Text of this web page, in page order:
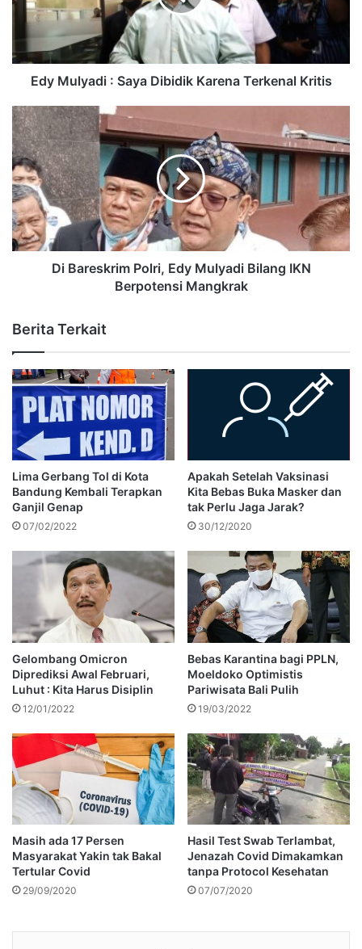
Edy Mulyadi : Saya Dibidik Karena Terkenal Kritis
Di Bareskrim Polri, Edy Mulyadi Bilang IKN
Berpotensi Mangkrak
Berita Terkait
Lima Gerbang Tol di Kota
Bandung Kembali Terapkan
Ganjil Genap
07/02/2022
Apakah Setelah Vaksinasi
Kita Bebas Buka Masker dan
tak Perlu Jaga Jarak?
30/12/2020
Gelombang Omicron
Diprediksi Awal Februari,
Luhut : Kita Harus Disiplin
12/01/2022
Bebas Karantina bagi PPLN,
Moeldoko Optimistis
Pariwisata Bali Pulih
19/03/2022
Masih ada 17 Persen
Masyarakat Yakin tak Bakal
Tertular Covid
29/09/2020
Hasil Test Swab Terlambat,
Jenazah Covid Dimakamkan
tanpa Protocol Kesehatan
07/07/2020